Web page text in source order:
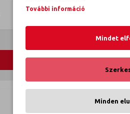
További információ
Mindet
Minden